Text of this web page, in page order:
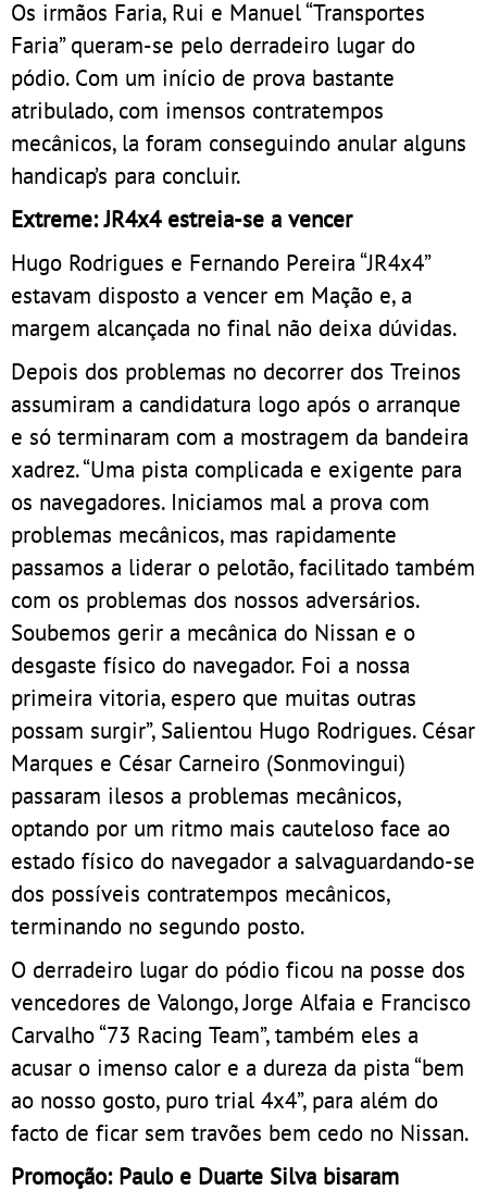
Os irmãos Faria, Rui e Manuel “Transportes
Faria” queram-se pelo derradeiro lugar do
pódio. Com um início de prova bastante
atribulado, com imensos contratempos
mecânicos, la foram conseguindo anular alguns
handicap’s para concluir.
Extreme: JR4x4 estreia-se a vencer
Hugo Rodrigues e Fernando Pereira “JR4x4”
estavam disposto a vencer em Mação e, a
margem alcançada no final não deixa dúvidas.
Depois dos problemas no decorrer dos Treinos
assumiram a candidatura logo após o arranque
e só terminaram com a mostragem da bandeira
xadrez. “Uma pista complicada e exigente para
os navegadores. Iniciamos mal a prova com
problemas mecânicos, mas rapidamente
passamos a liderar o pelotão, facilitado também
com os problemas dos nossos adversários.
Soubemos gerir a mecânica do Nissan e o
desgaste físico do navegador. Foi a nossa
primeira vitoria, espero que muitas outras
possam surgir”, Salientou Hugo Rodrigues. César
Marques e César Carneiro (Sonmovingui)
passaram ilesos a problemas mecânicos,
optando por um ritmo mais cauteloso face ao
estado físico do navegador a salvaguardando-se
dos possíveis contratempos mecânicos,
terminando no segundo posto.
O derradeiro lugar do pódio ficou na posse dos
vencedores de Valongo, Jorge Alfaia e Francisco
Carvalho “73 Racing Team”, também eles a
acusar o imenso calor e a dureza da pista “bem
ao nosso gosto, puro trial 4x4”, para além do
facto de ficar sem travões bem cedo no Nissan.
Promoção: Paulo e Duarte Silva bisaram